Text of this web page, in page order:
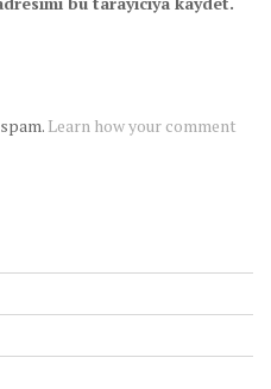
Learn how your comment